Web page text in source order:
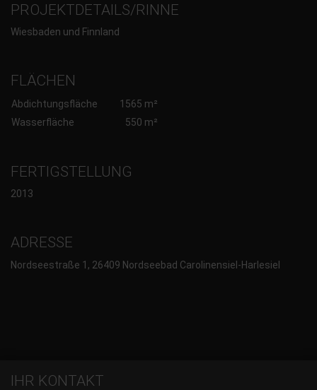
PROJEKTDETAILS/RINNE
Wiesbaden und Finnland
FLÄCHEN
Abdichtungsfläche
1565 m²
Wasserfläche
550 m²
FERTIGSTELLUNG
2013
ADRESSE
Nordseestraße 1, 26409 Nordseebad Carolinensiel-Harlesiel
IHR KONTAKT